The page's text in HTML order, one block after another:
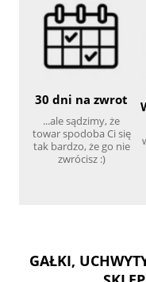
30 dni na zwrot
...ale sądzimy, że
towar spodoba Ci się
tak bardzo, że go nie
zwrócisz :)
GAŁKI,